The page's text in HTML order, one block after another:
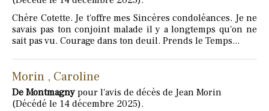
Chère Cotette. Je t'offre mes Sincères condoléances. Je ne
savais pas ton conjoint malade il y a longtemps qu'on ne
sait pas vu. Courage dans ton deuil. Prends le Temps...
Morin , Caroline
De Montmagny pour l'avis de décès de Jean Morin
(Décédé le 14 décembre 2025).